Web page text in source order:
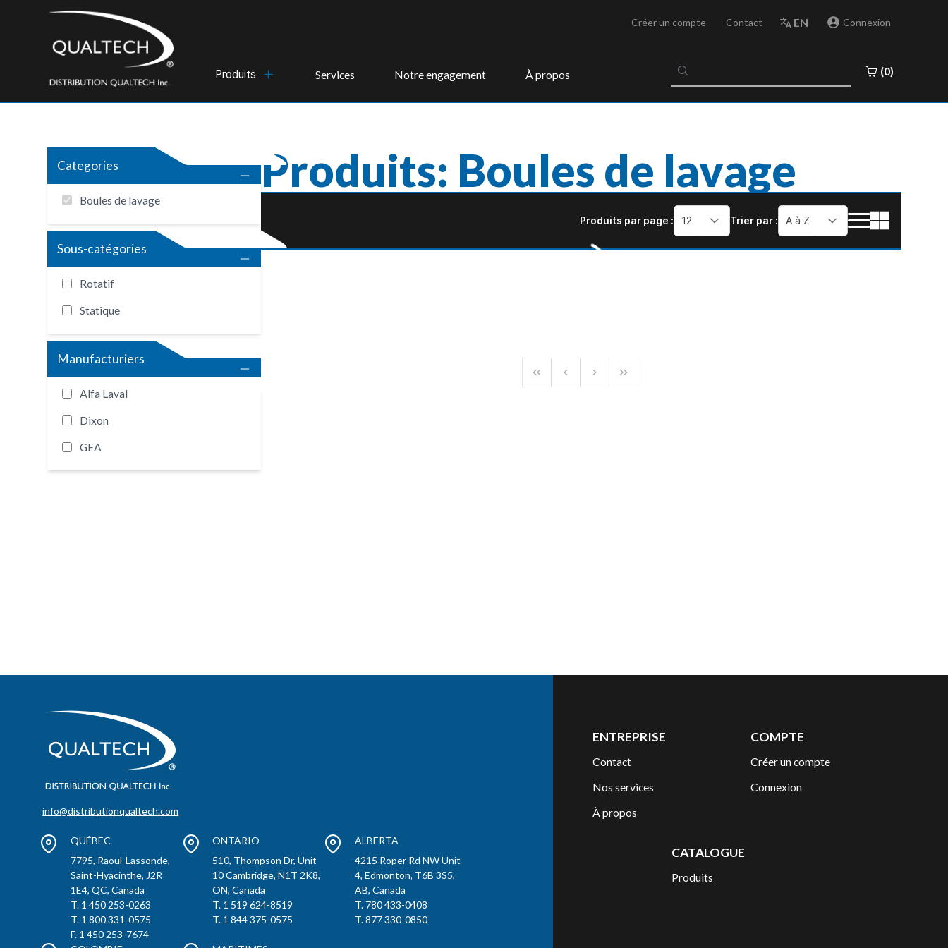
Créer un compte Contact EN Connexion
Produits Services Notre engagement À propos
results
(0)
Categories
Boules de lavage
Sous-catégories
Rotatif
Statique
Manufacturiers
Alfa Laval
Dixon
GEA
Produits: Boules de lavage
Produits par page : 12 Trier par : A à Z
info@distributionqualtech.com
QUÉBEC
7795, Raoul-Lassonde,
Saint-Hyacinthe, J2R
1E4, QC, Canada
T. 1 450 253-0263
T. 1 800 331-0575
F. 1 450 253-7674
ONTARIO
510, Thompson Dr, Unit
10 Cambridge, N1T 2K8,
ON, Canada
T. 1 519 624-8519
T. 1 844 375-0575
ALBERTA
4215 Roper Rd NW Unit
4, Edmonton, T6B 3S5,
AB, Canada
T. 780 433-0408
T. 877 330-0850
ENTREPRISE
Contact
Nos services
À propos
COMPTE
Créer un compte
Connexion
CATALOGUE
Produits